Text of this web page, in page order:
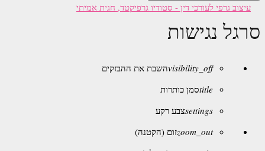
סרגל נגישות
visibility_offהשבת את ההבזקים
titleסמן כותרות
settingsצבע רקע
zoom_outזום (הקטנה)